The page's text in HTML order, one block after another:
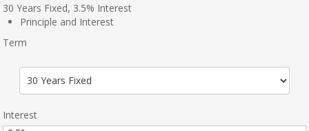
30 Years Fixed, 3.5% Interest
Principle and Interest
Term
Interest